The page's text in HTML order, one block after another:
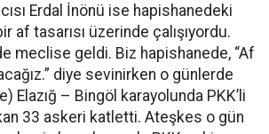
Erdal İnönü ise hapishanedeki
af tasarısı üzerinde çalışıyordu.
meclise geldi. Biz hapishanede, “Af
diye sevinirken o günlerde
Elazığ – Bingöl karayolunda PKK’li
33 askeri katletti. Ateşkes o gün